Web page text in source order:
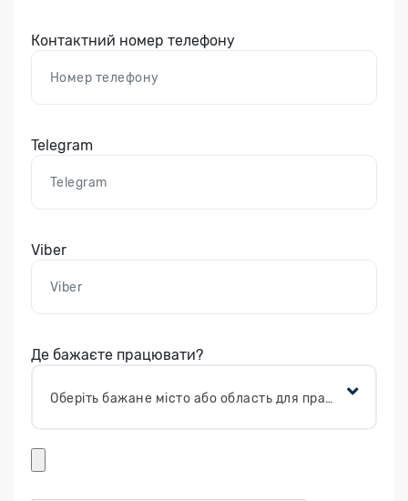
Контактний номер телефону
Telegram
Viber
Де бажаєте працювати?
Оберіть бажане місто або область для працевлаштування